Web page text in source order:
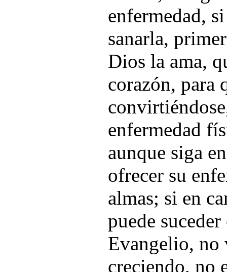
enfermedad,
sanarla,
Dios la ama,
corazón, para
enfermedad
aunque siga
ofrecer su
almas; si en
puede
Evangelio, no
creciendo, no